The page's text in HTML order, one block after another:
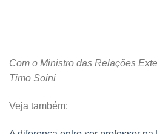
Com o Ministro das Relações
Timo Soini
Veja também: